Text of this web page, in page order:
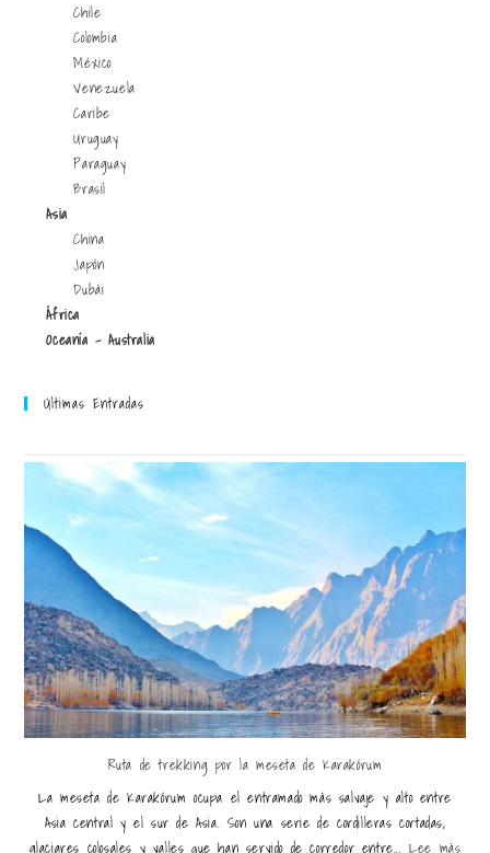
Chile
Colombia
México
Venezuela
Caribe
Uruguay
Paraguay
Brasil
Asia
China
Japón
Dubái
África
Oceanía - Australia
Últimas Entradas
Ruta de trekking por la meseta de Karakórum
La meseta de Karakórum ocupa el entramado más salvaje y alto entre
Asia central y el sur de Asia. Son una serie de cordilleras cortadas,
glaciares colosales y valles que han servido de corredor entre...Lee más